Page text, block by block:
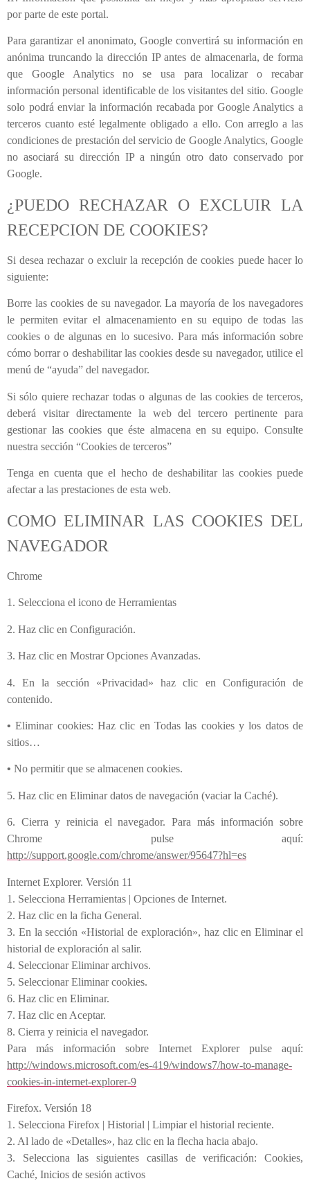
por parte de este portal.
Para garantizar el anonimato, Google convertirá su información en
anónima truncando la dirección IP antes de almacenarla, de forma
que Google Analytics no se usa para localizar o recabar
información personal identificable de los visitantes del sitio. Google
solo podrá enviar la información recabada por Google Analytics a
terceros cuanto esté legalmente obligado a ello. Con arreglo a las
condiciones de prestación del servicio de Google Analytics, Google
no asociará su dirección IP a ningún otro dato conservado por
Google.
¿PUEDO RECHAZAR O EXCLUIR LA
RECEPCION DE COOKIES?
Si desea rechazar o excluir la recepción de cookies puede hacer lo
siguiente:
Borre las cookies de su navegador. La mayoría de los navegadores
le permiten evitar el almacenamiento en su equipo de todas las
cookies o de algunas en lo sucesivo. Para más información sobre
cómo borrar o deshabilitar las cookies desde su navegador, utilice el
menú de “ayuda” del navegador.
Si sólo quiere rechazar todas o algunas de las cookies de terceros,
deberá visitar directamente la web del tercero pertinente para
gestionar las cookies que éste almacena en su equipo. Consulte
nuestra sección “Cookies de terceros”
Tenga en cuenta que el hecho de deshabilitar las cookies puede
afectar a las prestaciones de esta web.
COMO ELIMINAR LAS COOKIES DEL
NAVEGADOR
Chrome
1. Selecciona el icono de Herramientas
2. Haz clic en Configuración.
3. Haz clic en Mostrar Opciones Avanzadas.
4. En la sección «Privacidad» haz clic en Configuración de
contenido.
•Eliminar cookies: Haz clic en Todas las cookies y los datos de
sitios…
• No permitir que se almacenen cookies.
5. Haz clic en Eliminar datos de navegación (vaciar la Caché).
6. Cierra y reinicia el navegador. Para más información sobre
Chrome pulse aquí:
http://support.google.com/chrome/answer/95647?hl=es
Internet Explorer. Versión 11
1. Selecciona Herramientas | Opciones de Internet.
2. Haz clic en la ficha General.
3. En la sección «Historial de exploración», haz clic en Eliminar el
historial de exploración al salir.
4. Seleccionar Eliminar archivos.
5. Seleccionar Eliminar cookies.
6. Haz clic en Eliminar.
7. Haz clic en Aceptar.
8. Cierra y reinicia el navegador.
Para más información sobre Internet Explorer pulse aquí:
http://windows.microsoft.com/es-419/windows7/how-to-manage-
cookies-in-internet-explorer-9
Firefox. Versión 18
1. Selecciona Firefox | Historial | Limpiar el historial reciente.
2. Al lado de «Detalles», haz clic en la flecha hacia abajo.
3. Selecciona las siguientes casillas de verificación: Cookies,
Caché, Inicios de sesión activos